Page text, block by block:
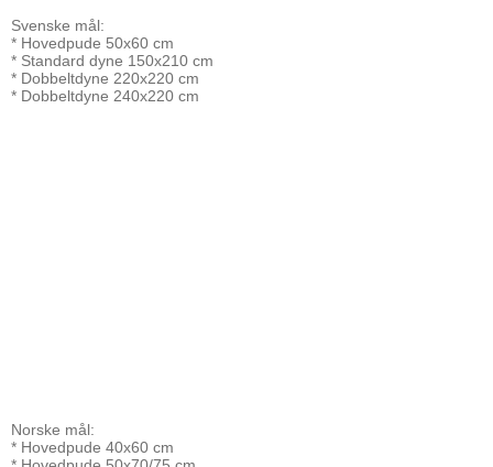
Svenske mål:
* Hovedpude 50x60 cm
* Standard dyne 150x210 cm
* Dobbeltdyne 220x220 cm
* Dobbeltdyne 240x220 cm
Norske mål:
* Hovedpude 40x60 cm